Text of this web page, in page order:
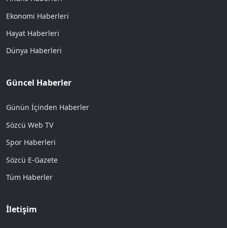
Ekonomi Haberleri
Hayat Haberleri
Dünya Haberleri
Güncel Haberler
Günün İçinden Haberler
Sözcü Web TV
Spor Haberleri
Sözcü E-Gazete
Tüm Haberler
İletişim